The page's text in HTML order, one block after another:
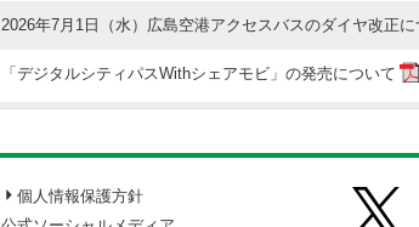
2026年7月1日（水）広島空港アクセスバスのダイヤ改正に
「デジタルシティパスWithシェアモビ」の発売について
広電バス4号線・12号線のダイヤ改正について
個人情報保護方針